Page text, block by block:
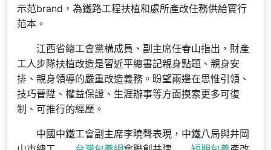
示范brand，為鐵路工程扶植和處所產改任務供給實行
范本。
江西省總工會黨構成員、副主席任春山指出，財產
工人步隊扶植改造是習近平總書記親身點題、親身安
排、親身領導的嚴重改造義務。盼望兩邊在思惟引領、
技巧晉陞、權益保證、生涯辦事等方面摸索更多可復
制、可推行的經歷。
中國中鐵工會副主席李曉聲表現，中鐵八局與井岡